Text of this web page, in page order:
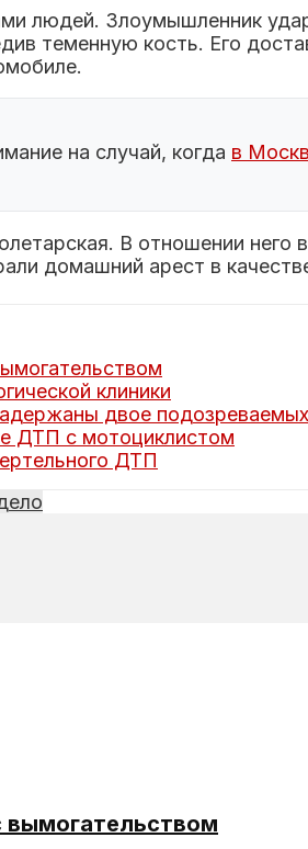
людей. Злоумышленник
теменную кость. Его
на случай, когда в
В отношении него
домашний арест в
клиники
двое подозреваемых
ДТП с мотоциклистом
ДТП
вымогательством